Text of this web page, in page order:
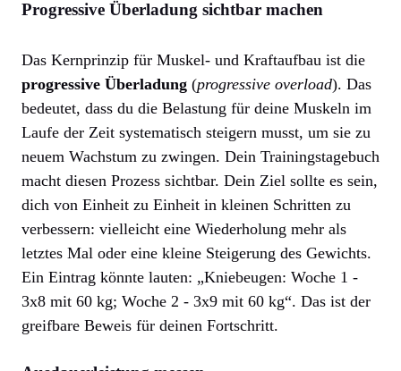
Progressive Überladung sichtbar machen
Das Kernprinzip für Muskel- und Kraftaufbau ist die
progressive Überladung (progressive overload). Das
bedeutet, dass du die Belastung für deine Muskeln im
Laufe der Zeit systematisch steigern musst, um sie zu
neuem Wachstum zu zwingen. Dein Trainingstagebuch
macht diesen Prozess sichtbar. Dein Ziel sollte es sein,
dich von Einheit zu Einheit in kleinen Schritten zu
verbessern: vielleicht eine Wiederholung mehr als
letztes Mal oder eine kleine Steigerung des Gewichts.
Ein Eintrag könnte lauten: „Kniebeugen: Woche 1 -
3x8 mit 60 kg; Woche 2 - 3x9 mit 60 kg“. Das ist der
greifbare Beweis für deinen Fortschritt.